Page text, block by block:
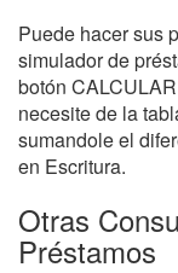
Puede hacer sus
simulador de
botón
necesite de la
sumandole el
en Escritura.
Otras
Préstamos